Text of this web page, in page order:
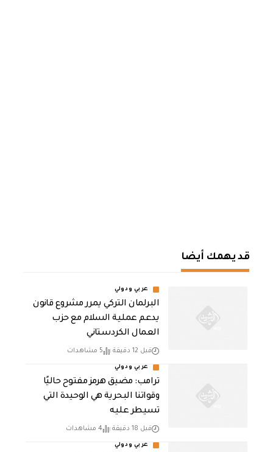
قد يهمك أيضا
عربي ودولي
‏البرلمان التركي يمرر مشروع قانون
يدعم عملية السلام مع حزب
العمال الكردستاني
قبل 12 دقيقة 5 مشاهدات
عربي ودولي
ترامب: مضيق هرمز مفتوح حاليًا
وقواتنا البحرية هي الوحيدة التي
تسيطر عليه
قبل 18 دقيقة 4 مشاهدات
عربي ودولي